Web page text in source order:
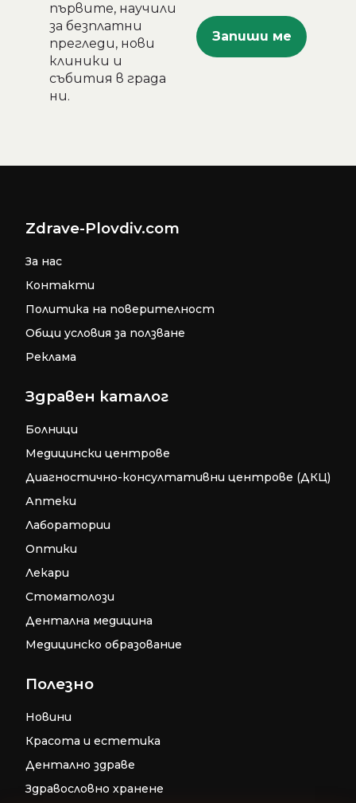
първите, научили
за безплатни
прегледи, нови
клиники и
събития в града
ни.
Zdrave-Plovdiv.com
За нас
Контакти
Политика на поверителност
Общи условия за ползване
Реклама
Здравен каталог
Болници
Медицински центрове
Диагностично-консултативни центрове (ДКЦ)
Аптеки
Лаборатории
Оптики
Лекари
Стоматолози
Дентална медицина
Медицинско образование
Полезно
Новини
Красота и естетика
Дентално здраве
Здравословно хранене